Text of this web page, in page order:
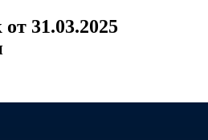
31.03.2025